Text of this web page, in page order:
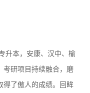
升本，安康、汉中、榆
考研项目持续融合，磨
得了傲人的成绩。回眸